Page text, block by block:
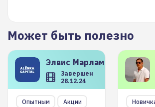
Может быть полезно
Элвис Марламов
Завершен
28.12.24
Опытным
Акции